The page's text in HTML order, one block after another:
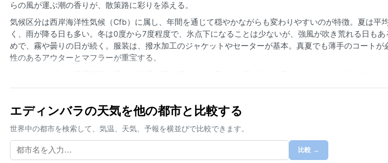
らの風が運ぶ潮の香りが、散策路に彩りを添える。
気候区分は西岸海洋性気候（Cfb）に属し、年間を通じて穏やかながらも変わりやすいのが特徴。夏は平
く、雨が降る日も多い。冬は0度から7度程度で、氷点下になることは少ないが、強風が吹き荒れる日も
めで、霧や曇りの日が続く。服装は、撥水加工のジャケットやセーターが基本。真夏でも薄手のコートが
性のあるアウターとマフラーが重宝する。
体が活気に満ちる。ただし、この時期は突然の雨に備えたい。特筆すべき気象現象として、春から秋にか
の降雪はさほど多くなく、積もることは稀だが、風の強い日が続く点には注意が必要だ。
エディンバラの天気を他の都市と比較する
世界中の都市を検索して、気温、天気、予報を横並びで比較できます。
比較 →